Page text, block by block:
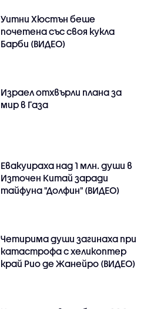
Уитни Хюстън беше
почетена със своя кукла
Барби (ВИДЕО)
Израел отхвърли плана за
мир в Газа
Евакуираха над 1 млн. души в
Източен Китай заради
тайфуна "Долфин" (ВИДЕО)
Четирима души загинаха при
катастрофа с хеликоптер
край Рио де Жанейро (ВИДЕО)